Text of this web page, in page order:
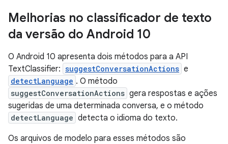
Melhorias no classificador de texto
da versão do Android 10
O Android 10 apresenta dois métodos para a API
TextClassifier: suggestConversationActions e
detectLanguage . O método
suggestConversationActions gera respostas e ações
sugeridas de uma determinada conversa, e o método
detectLanguage detecta o idioma do texto.
Os arquivos de modelo para esses métodos são